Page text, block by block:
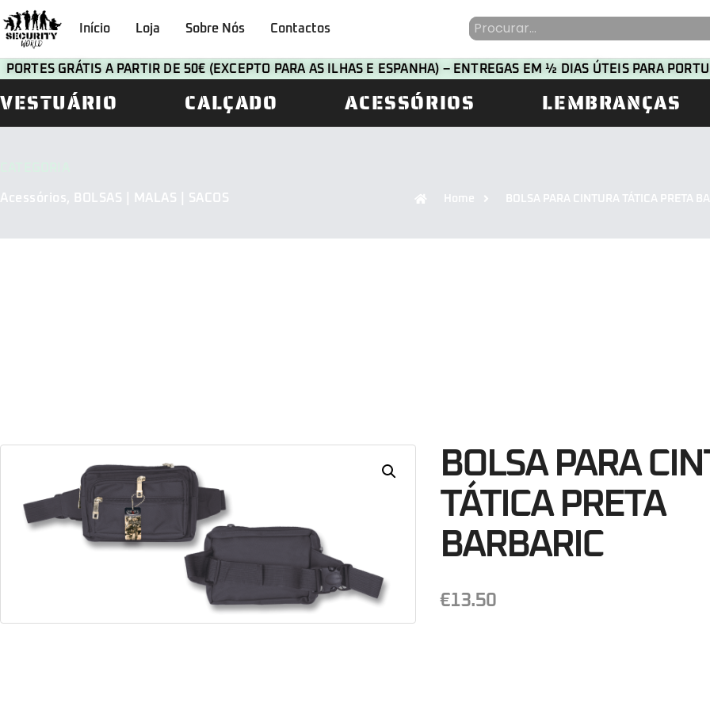
Início Loja Sobre Nós Contactos
PORTES GRÁTIS A PARTIR DE 50€ (EXCEPTO PARA AS ILHAS E ESPANHA) – ENTREGAS EM ½ DIAS ÚTEIS PARA
VESTUÁRIO CALÇADO ACESSÓRIOS LEMBRANÇAS
Acessórios, BOLSAS | MALAS | SACOS Home BOLSA PARA CINTURA TÁTICA PRETA
BOLSA PARA
TÁTICA PRETA
BARBARIC
€13.50